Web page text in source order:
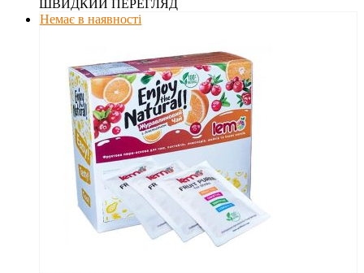
ШВИДКИЙ ПЕРЕГЛЯД
Немає в наявності